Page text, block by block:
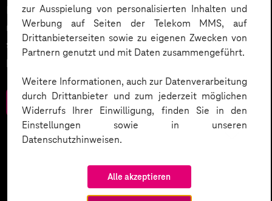
zur Ausspielung von personalisierten Inhalten und
Werbung auf Seiten der Telekom MMS, auf
Drittanbieterseiten sowie zu eigenen Zwecken von
Partnern genutzt und mit Daten zusammengeführt.
Weitere Informationen, auch zur Datenverarbeitung
durch Drittanbieter und zum jederzeit möglichen
Widerrufs Ihrer Einwilligung, finden Sie in den
Einstellungen sowie in unseren
Datenschutzhinweisen.
Alle akzeptieren
Entdecken Sie 10 entscheidende Schritte, um
rechtliche Anforderungen zu erfüllen, Vertrauen zu
stärken und Innovation sicher zu gestalten – inklusive
praktischer Checkliste zum Download.
Zum Download